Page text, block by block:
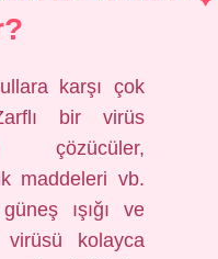
karşı çok
bir virüs
çözücüler,
maddeleri vb.
ışığı ve
virüsü kolayca